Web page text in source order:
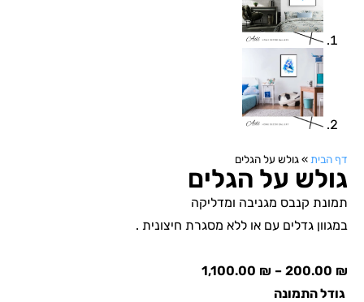
דף הבית »גולש על הגלים
גולש על הגלים
תמונת קנבס מגניבה ומדליקה
במגוון גדלים עם או ללא מסגרת חיצונית .
200.00 ₪
–
1,100.00 ₪
גודל התמונה